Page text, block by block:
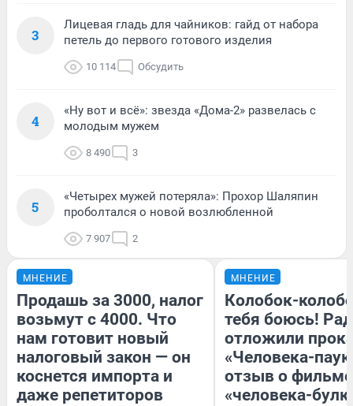
3
Лицевая гладь для чайников: гайд от набора
петель до первого готового изделия
10 114 Обсудить
4
«Ну вот и всё»: звезда «Дома-2» развелась с
молодым мужем
8 490 3
5
«Четырех мужей потеряла»: Прохор Шаляпин
проболтался о новой возлюбленной
7 907 2
МНЕНИЕ
Продашь за 3000, налог
возьмут с 4000. Что
нам готовит новый
налоговый закон — он
коснется импорта и
даже репетиторов
МНЕНИЕ
Колобок-
тебя боюсь!
отложили
«Человека-
отзыв о
«человека-